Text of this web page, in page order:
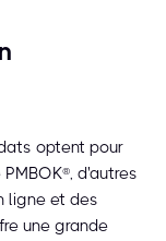
optent pour
d'autres
ligne et des
une grande